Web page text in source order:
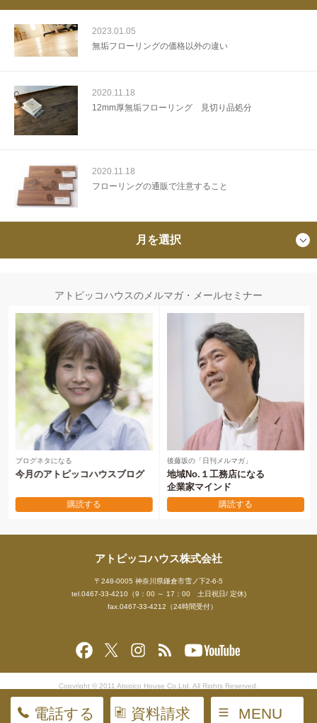
2023.01.05
無垢フローリングの価格以外の違い
2020.11.18
12mm厚無垢フローリング 見切り品処分
2020.11.18
フローリングの通販で注意すること
月を選択
アトピッコハウスのメルマガ・メールセミナー
ブログネタになる
今月のアトピッコハウスブログ
購読する
後藤坂の「日刊メルマガ」
地域No.１工務店になる
企業家マインド
購読する
アトピッコハウス株式会社
〒248-0005 神奈川県鎌倉市雪ノ下2-6-5
tel.0467-33-4210（9：00 ～ 17：00 土日祝日/ 定休)
fax.0467-33-4212（24時間受付）
Copyright © 2011 Atopico House Co.Ltd. All Rights Reserved.
電話する 資料請求 MENU